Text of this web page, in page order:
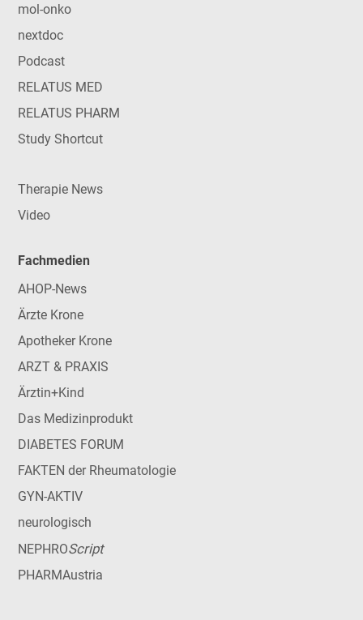
mol-onko
nextdoc
Podcast
RELATUS MED
RELATUS PHARM
Study Shortcut
Therapie News
Video
Fachmedien
AHOP-News
Ärzte Krone
Apotheker Krone
ARZT & PRAXIS
Ärztin+Kind
Das Medizinprodukt
DIABETES FORUM
FAKTEN der Rheumatologie
GYN-AKTIV
neurologisch
NEPHROScript
PHARMAustria